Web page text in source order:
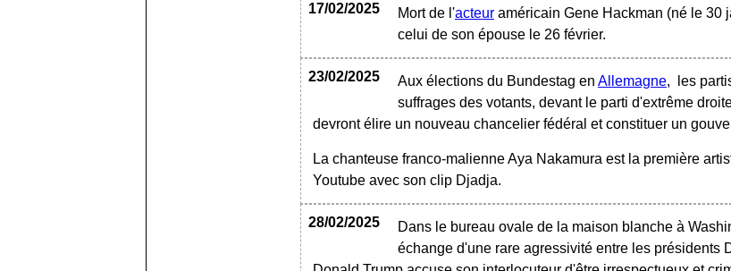
17/02/2025 Mort de l'acteur américain Gene Hackman (né le 30
celui de son épouse le 26 février.
23/02/2025 Aux élections du Bundestag en Allemagne, les
suffrages des votants, devant le parti d'extrême
devront élire un nouveau chancelier fédéral et constituer un
La chanteuse franco-malienne Aya Nakamura est la première
Youtube avec son clip Djadja.
28/02/2025
Dans le bureau ovale de la maison blanche à
échange d'une rare agressivité entre les présidents